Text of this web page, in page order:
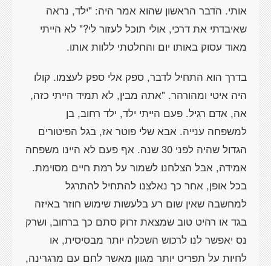
אותי. הדבר הראשון שהוא אמר היה: "ילד, נראה
שאיבדתי את דרכי, אולי תוכל לעזור לי?" לא הייתי
מאוד עסוק באותו יום והחלטתי ללוות אותו.
בדרך הוא התחיל לדבר, ספק אלי ספק לעצמו. קולו
היה איטי ומהורהר. "אתה מבין, לא תמיד הייתי כזה,
אה, אדם רגיל. פעם הייתי ילד, ילד רחוב, בן
למשפחה ענייה. אבא שלי פוטר אז, בגל הפיטורים
הגדול שהיה לפני 30 שנה. אף פעם לא היינו משפחה
אמידה, אבל הצלחנו לשמור על רמת חיים מסוימת.
בכל אופן, אחר כך נאלצנו להתחיל להתרגל
למחשבה שאין שום רע בלעשות שימוש חוזר באיזה
בגד או רהיט טוב שמצאת זרוק סתם כך ברחוב, ושרק
נס יאפשר לנו לרכוש השכלה יותר מבסיסית, או
לחיות על תפריט יותר מגוון מאשר לחם עם מרגרינה,